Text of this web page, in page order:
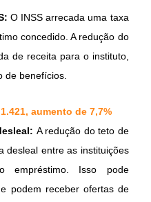
O INSS arrecada uma taxa
concedido. A redução do
de receita para o instituto,
de benefícios.
aumento de 7,7%
A redução do teto de
desleal entre as instituições
empréstimo. Isso pode
podem receber ofertas de